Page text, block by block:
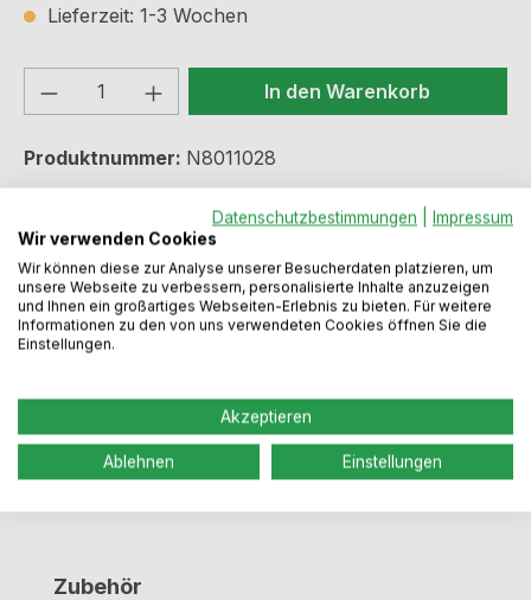
Lieferzeit: 1-3 Wochen
Produkt Anzahl: Gib denIn den Warenkorb
Produktnummer: N8011028
Beschreibung
Abfallvolumen: 40 (4x10) LiterFür Schrankbreiten
ab 40,0 cmVollauszugMontage:
Schrankbodenalugrau
Bewertungen
Produktgalerie überspringen
Zubehör
Datenschutzbestimmungen
Impressum
Wir verwenden Cookies
Wir können diese zur Analyse unserer Besucherdaten platzieren, um
unsere Webseite zu verbessern, personalisierte Inhalte anzuzeigen
und Ihnen ein großartiges Webseiten-Erlebnis zu bieten. Für weitere
Informationen zu den von uns verwendeten Cookies öffnen Sie die
Einstellungen.
Akzeptieren
Ablehnen Einstellungen